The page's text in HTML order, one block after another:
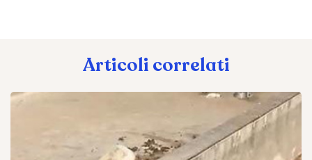
Articoli correlati